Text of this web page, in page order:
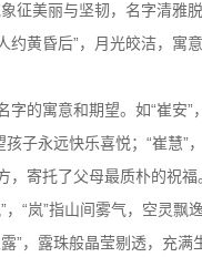
征美丽与坚韧，名字清雅脱
约黄昏后”，月光皎洁，寓
字的寓意和期望。如“崔安”
孩子永远快乐喜悦；“崔慧”
，寄托了父母最质朴的祝
，“岚”指山间雾气，空灵飘
”，露珠般晶莹剔透，充满